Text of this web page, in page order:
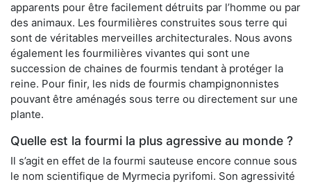
apparents pour être facilement détruits par l’homme ou par
des animaux. Les fourmilières construites sous terre qui
sont de véritables merveilles architecturales. Nous avons
également les fourmilières vivantes qui sont une
succession de chaines de fourmis tendant à protéger la
reine. Pour finir, les nids de fourmis champignonnistes
pouvant être aménagés sous terre ou directement sur une
plante.
Quelle est la fourmi la plus agressive au monde ?
Il s’agit en effet de la fourmi sauteuse encore connue sous
le nom scientifique de Myrmecia pyrifomi. Son agressivité